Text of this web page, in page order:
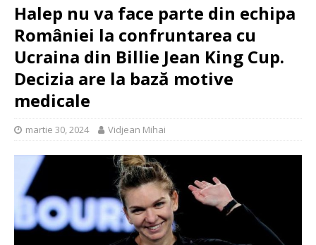
Halep nu va face parte din echipa
României la confruntarea cu
Ucraina din Billie Jean King Cup.
Decizia are la bază motive
medicale
martie 30, 2024 Vidjean Mihai